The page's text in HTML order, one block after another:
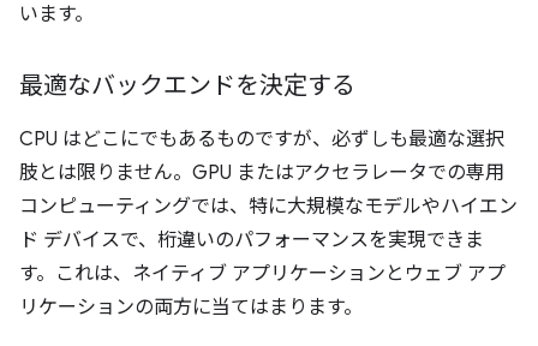
います。
最適なバックエンドを決定する
CPU はどこにでもあるものですが、必ずしも最適な選択
肢とは限りません。GPU またはアクセラレータでの専用
コンピューティングでは、特に大規模なモデルやハイエン
ド デバイスで、桁違いのパフォーマンスを実現できま
す。これは、ネイティブ アプリケーションとウェブ アプ
リケーションの両方に当てはまります。